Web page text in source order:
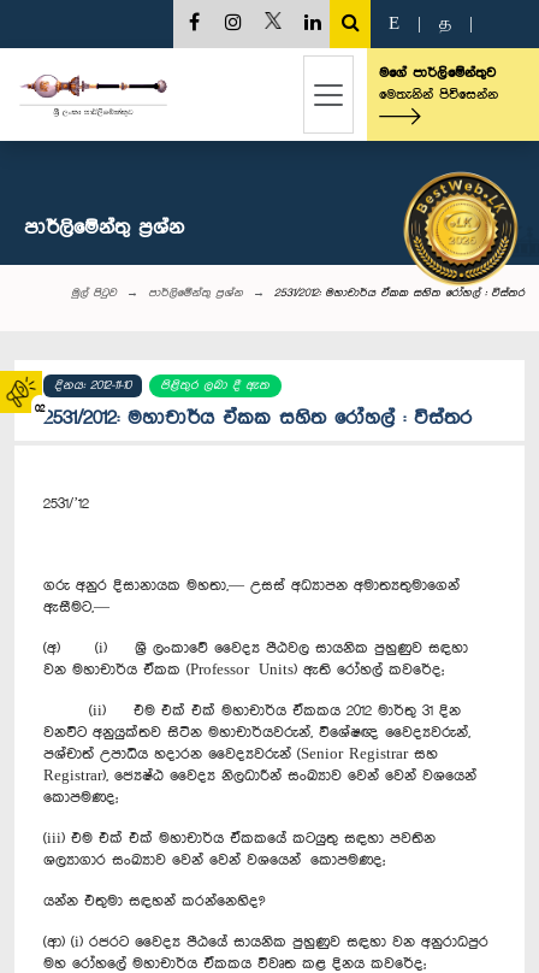
02
E த
මගේ පාර්ලිමේන්තුව
මෙතැනින් පිවිසෙන්න
පාර්ලි‌මේන්තු‌ ප්‍රශ්න
මුල් පිටුව පාර්ලි‌මේන්තු‌ ප්‍රශ්න 2531/2012: මහාචාර්ය ඒකක සහිත රෝහල් : විස්තර
දිනය: 2012-11-10 පිළිතුර ලබා දී ඇත
2531/2012: මහාචාර්ය ඒකක සහිත රෝහල් : විස්තර
2531/’12
ගරු අනුර දිසානායක මහතා,— උසස් අධ්‍යාපන අමාත්‍යතුමාගෙන්
ඇසීමට,—
(අ) (i) ශ්‍රී ලංකාවේ වෛද්‍ය පීඨවල සායනික පුහුණුව සඳහා
වන මහාචාර්ය ඒකක (Professor Units) ඇති රෝහල් කවරේද;
(ii) එම එක් එක් මහාචාර්ය ඒකකය 2012 මාර්තු 31 දින
වනවිට අනුයුක්තව සිටින මහාචාර්යවරුන්, විශේෂඥ වෛද්‍යවරුන්,
පශ්චාත් උපාධිය හදාරන වෛද්‍යවරුන් (Senior Registrar සහ
Registrar), ජ්‍යෙෂ්ඨ වෛද්‍ය නිලධාරීන් සංඛ්‍යාව වෙන් වෙන් වශයෙන්
කොපමණද;
(iii) එම එක් එක් මහාචාර්ය ඒකකයේ කටයුතු සඳහා පවතින
ශල්‍යාගාර සංඛ්‍යාව වෙන් වෙන් වශයෙන් කොපමණද;
යන්න එතුමා සඳහන් කරන්නෙහිද?
(ආ) (i) රජරට වෛද්‍ය පීඨයේ සායනික පුහුණුව සඳහා වන අනුරාධපුර
මහ රෝහලේ මහාචාර්ය ඒකකය විවෘත කළ දිනය කවරේද;